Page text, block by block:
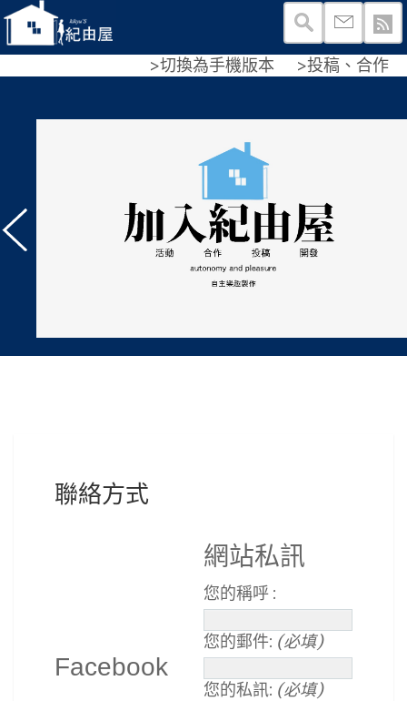
>切換為手機版本 >投稿、合作
聯絡方式
Facebook
網站私訊
您的稱呼 :
您的郵件: (必填)
您的私訊: (必填)